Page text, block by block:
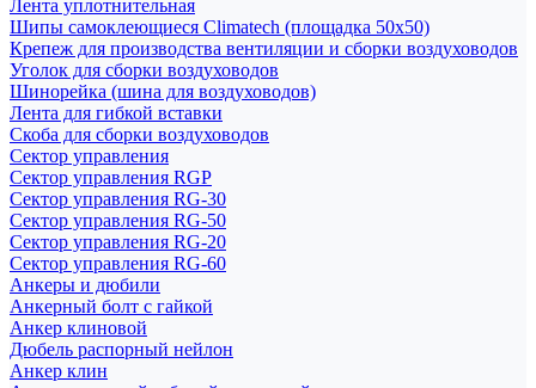
Лента уплотнительная
Шипы самоклеющиеся Climatech (площадка 50х50)
Крепеж для производства вентиляции и сборки воздуховодов
Уголок для сборки воздуховодов
Шинорейка (шина для воздуховодов)
Лента для гибкой вставки
Скоба для сборки воздуховодов
Сектор управления
Сектор управления RGP
Сектор управления RG-30
Сектор управления RG-50
Сектор управления RG-20
Сектор управления RG-60
Анкеры и дюбили
Анкерный болт с гайкой
Анкер клиновой
Дюбель распорный нейлон
Анкер клин